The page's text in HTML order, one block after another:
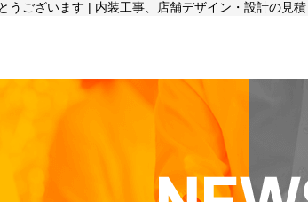
うございます | 内装工事、店舗デザイン・設計の見